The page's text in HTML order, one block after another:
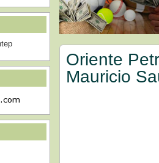
Oriente
Mauricio